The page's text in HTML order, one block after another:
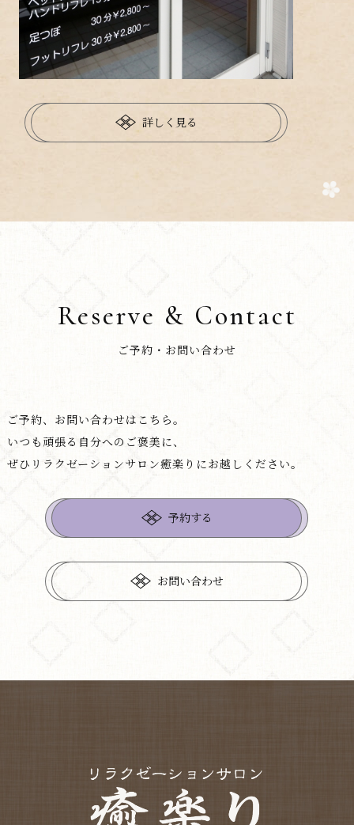
詳しく見る
Reserve & Contact
ご予約・お問い合わせ
ご予約、お問い合わせはこちら。
いつも頑張る自分へのご褒美に、
ぜひリラクゼーションサロン癒楽りにお越しください。
予約する
お問い合わせ